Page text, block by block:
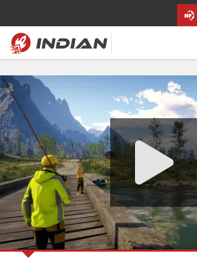
Magazín
Recenze
Videa
Soutěže
Databáze
Komunita